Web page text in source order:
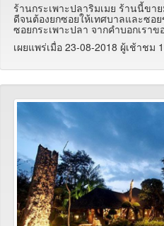
ร้านกระเพาะปลาริมเมย ร้านนี้ขา
ดีจนต้องยกซอยให้เทศบาลและซอ
ซอยกระเพาะปลา จากคำบอกเราข
เผยแพร่เมื่อ 23-08-2018 ผู้เช้าชม